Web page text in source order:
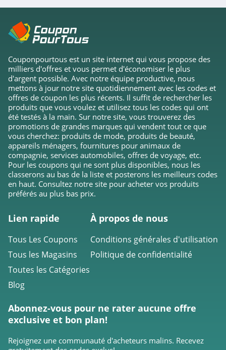
Couponpourtous est un site internet qui vous propose des
milliers d'offres et vous permet d'économiser le plus
d'argent possible. Avec notre équipe productive, nous
mettons à jour notre site quotidiennement avec les codes et
offres de coupon les plus récents. Il suffit de rechercher les
produits que vous voulez et utilisez tous les codes qui ont
été testés à la main. Sur notre site, vous trouverez des
promotions de grandes marques qui vendent tout ce que
vous cherchez: produits de mode, produits de beauté,
appareils ménagers, fournitures pour animaux de
compagnie, services automobiles, offres de voyage, etc.
Pour les coupons qui ne sont plus disponibles, nous les
classerons au bas de la liste et posterons les meilleurs codes
en haut. Consultez notre site pour acheter vos produits
préférés au plus bas prix.
Lien rapide
Tous Les Coupons
Tous les Magasins
Toutes les Catégories
Blog
À propos de nous
Conditions générales d'utilisation
Politique de confidentialité
Abonnez-vous pour ne rater aucune offre
exclusive et bon plan!
Rejoignez une communauté d'acheteurs malins. Recevez